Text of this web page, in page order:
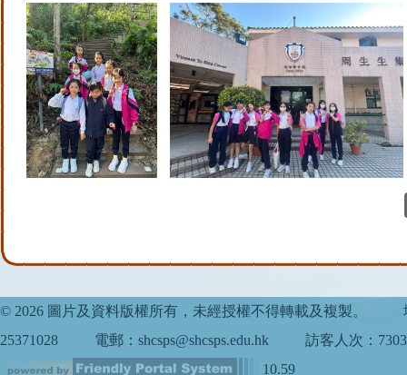
© 2026 圖片及資料版權所有，未經授權不得轉載及複製。
25371028
電郵：shcsps@shcsps.edu.hk
訪客人次：
10.59